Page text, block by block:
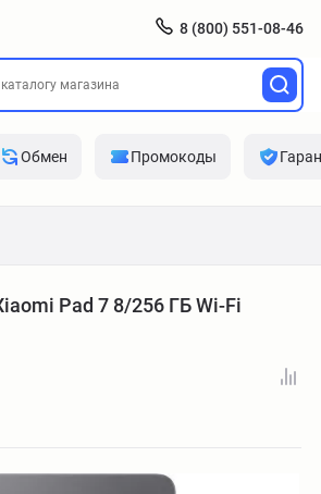
8 (800) 551-08-46
Обмен Промокоды
Pad 7 8/256 ГБ Wi-Fi